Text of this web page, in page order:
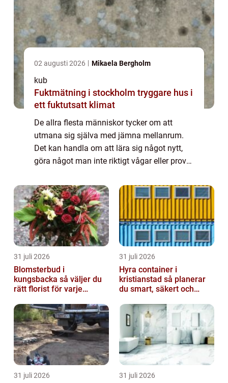
02 augusti 2026 Mikaela Bergholm
kub
Fuktmätning i stockholm tryggare hus i
ett fuktutsatt klimat
De allra flesta människor tycker om att
utmana sig själva med jämna mellanrum.
Det kan handla om att lära sig något nytt,
göra något man inte riktigt vågar eller prova
vara väldigt bra och utvecklande är att ...
31 juli 2026
Blomsterbud i
kungsbacka så väljer du
rätt florist för varje
31 juli 2026
Hyra container i
kristianstad så planerar
du smart, säkert och
31 juli 2026 31 juli 2026